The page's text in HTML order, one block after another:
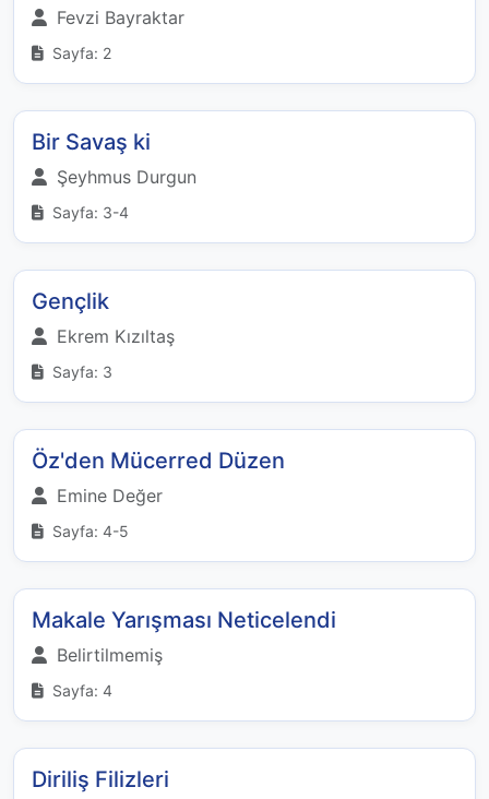
Fevzi Bayraktar
Sayfa: 2
Bir Savaş ki
Şeyhmus Durgun
Sayfa: 3-4
Gençlik
Ekrem Kızıltaş
Sayfa: 3
Öz'den Mücerred Düzen
Emine Değer
Sayfa: 4-5
Makale Yarışması Neticelendi
Belirtilmemiş
Sayfa: 4
Diriliş Filizleri